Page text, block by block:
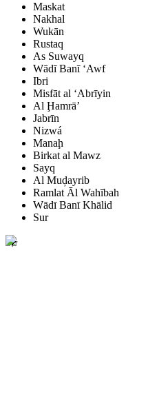
Maskat
Nakhal
Wukān
Rustaq
As Suwayq
Wādī Banī ‘Awf
Ibri
Misfāt al ‘Abrīyin
Al Ḩamrā’
Jabrīn
Nizwá
Manaḩ
Birkat al Mawz
Sayq
Al Muḑayrib
Ramlat Āl Wahībah
Wādī Banī Khālid
Sur